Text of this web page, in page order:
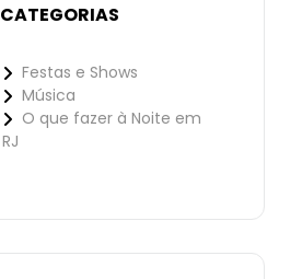
CATEGORIAS
Festas e Shows
Música
O que fazer à Noite em
RJ